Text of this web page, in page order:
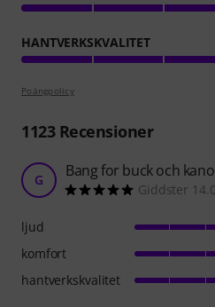
HANTVERKSKVALITET
Poängpolicy
1123Recensioner
G Bang for buck och
Giddster
ljud
komfort
hantverkskvalitet